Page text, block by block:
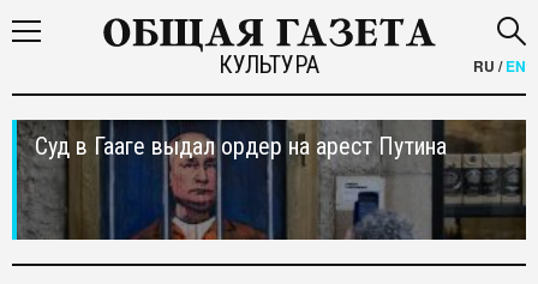
КУЛЬТУРА RU /EN
Суд в Гааге выдал ордер на арест Путина